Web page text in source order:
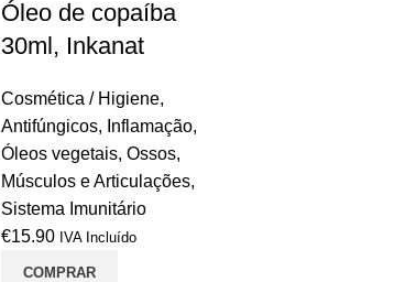
Óleo de copaíba
30ml, Inkanat
Cosmética / Higiene,
Antifúngicos, Inflamação,
Óleos vegetais, Ossos,
Músculos e Articulações,
Sistema Imunitário
€15.90 IVA Incluído
COMPRAR